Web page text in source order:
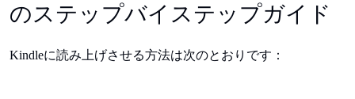
のステップバイステップガイド
Kindleに読み上げさせる方法は次のとおりです：